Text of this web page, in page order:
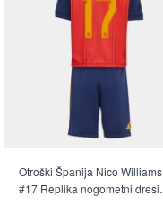
Otroški Španija Nico Williams
#17 Replika nogometni dresi